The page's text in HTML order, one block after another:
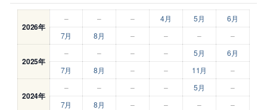
2026年
– – – 4月 5月
6月
7月
8月 – – – –
2025年
– – – – 5月
6月
7月
8月 – – 11月 –
2024年
– – – – 5月
–
7月
8月 – – – –